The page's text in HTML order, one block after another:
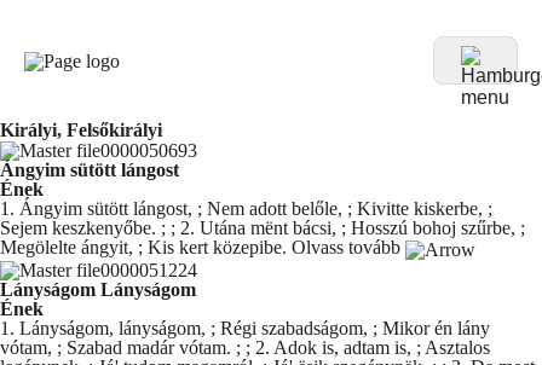
Királyi, Felsőkirályi
Ángyim sütött lángost
Ének
1. Ángyim sütött lángost, ; Nem adott belőle, ; Kivitte kiskerbe, ;
Sejem keszkenyőbe. ; ; 2. Utána mënt bácsi, ; Hosszú bohoj szűrbe, ;
Megölelte ángyit, ; Kis kert közepibe. Olvass tovább
Lányságom Lányságom
Ének
1. Lányságom, lányságom, ; Régi szabadságom, ; Mikor én lány
vótam, ; Szabad madár vótam. ; ; 2. Adok is, adtam is, ; Asztalos